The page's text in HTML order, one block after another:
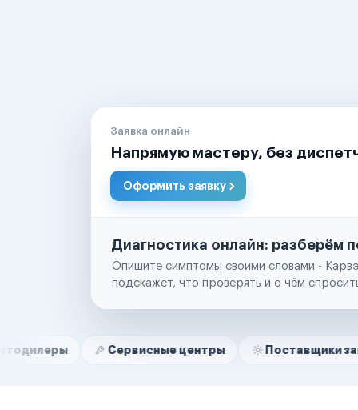
Заявка онлайн
Напрямую мастеру, без
Оформить заявку
Диагностика онлайн: разберём
Опишите симптомы своими словами -
подскажет, что проверять и о чём
Нам доверяют
Сервисные центры Поставщики запчастей
Маркетплейсы